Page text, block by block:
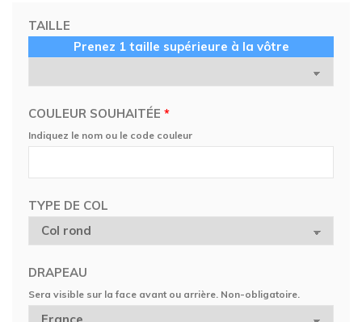
TAILLE
Prenez 1 taille supérieure à la vôtre
COULEUR SOUHAITÉE *
Indiquez le nom ou le code couleur
TYPE DE COL
DRAPEAU
Sera visible sur la face avant ou arrière. Non-obligatoire.